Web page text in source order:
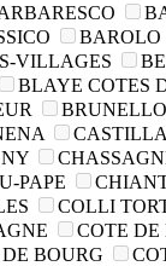
BAROLO
VILLAGES
BLAYE COTES
CASTILLA
PAPE
COLLI
COTE
BOURG